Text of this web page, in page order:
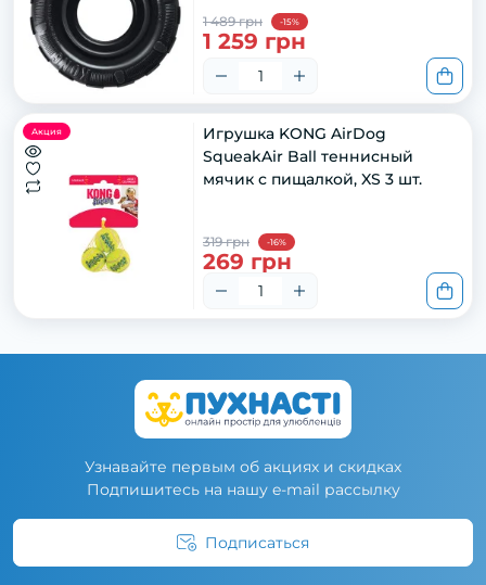
1 489 грн -15%
1 259 грн
Акция
Игрушка KONG AirDog
SqueakAir Ball теннисный
мячик с пищалкой, XS 3 шт.
319 грн -16%
269 грн
Узнавайте первым об акциях и скидках
Подпишитесь на нашу e-mail рассылку
Подписаться